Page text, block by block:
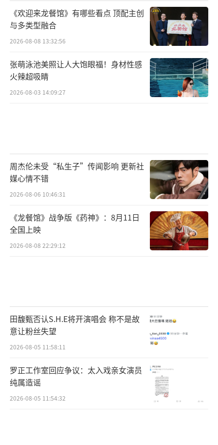
《欢迎来龙餐馆》有哪些看点 顶配主创
与多类型融合
2026-08-08 13:32:56
张萌泳池美照让人大饱眼福！身材性感
火辣超吸睛
2026-08-03 14:09:27
周杰伦未受“私生子”传闻影响 更新社
媒心情不错
2026-08-06 10:46:31
《龙餐馆》战争版《药神》：8月11日
全国上映
2026-08-08 22:29:12
田馥甄否认S.H.E将开演唱会 称不是故
意让粉丝失望
2026-08-05 11:58:11
罗正工作室回应争议：太入戏亲女演员
纯属造谣
2026-08-05 11:54:32